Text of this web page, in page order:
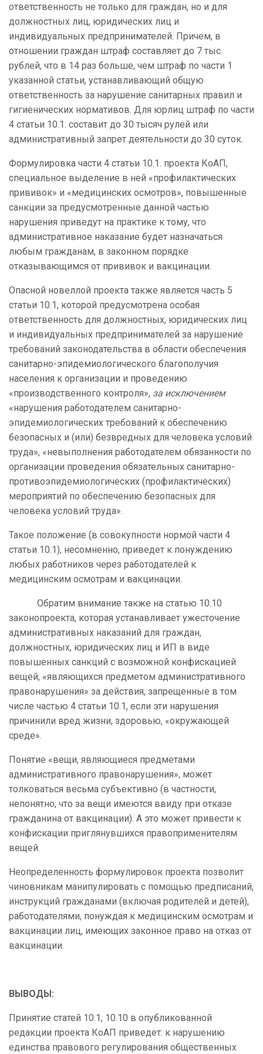
ответственность не только для граждан, но и для
должностных лиц, юридических лиц и
индивидуальных предпринимателей. Причем, в
отношении граждан штраф составляет до 7 тыс.
рублей, что в 14 раз больше, чем штраф по части 1
указанной статьи, устанавливающий общую
ответственность за нарушение санитарных правил и
гигиенических нормативов. Для юрлиц штраф по части
4 статьи 10.1. составит до 30 тысяч рулей или
административный запрет деятельности до 30 суток.
Формулировка части 4 статьи 10.1. проекта КоАП,
специальное выделение в ней «профилактических
прививок» и «медицинских осмотров», повышенные
санкции за предусмотренные данной частью
нарушения приведут на практике к тому, что
административное наказание будет назначаться
любым гражданам, в законном порядке
отказывающимся от прививок и вакцинации.
Опасной новеллой проекта также является часть 5
статьи 10.1, которой предусмотрена особая
ответственность для должностных, юридических лиц
и индивидуальных предпринимателей за нарушение
требований законодательства в области обеспечения
санитарно-эпидемиологического благополучия
населения к организации и проведению
«производственного контроля», за исключением
«нарушения работодателем санитарно-
эпидемиологических требований к обеспечению
безопасных и (или) безвредных для человека условий
труда», «невыполнения работодателем обязанности по
организации проведения обязательных санитарно-
противоэпидемиологических (профилактических)
мероприятий по обеспечению безопасных для
человека условий труда».
Такое положение (в совокупности нормой части 4
статьи 10.1), несомненно, приведет к понуждению
любых работников через работодателей к
медицинским осмотрам и вакцинации.
Обратим внимание также на статью 10.10
законопроекта, которая устанавливает ужесточение
административных наказаний для граждан,
должностных, юридических лиц и ИП в виде
повышенных санкций с возможной конфискацией
вещей, «являющихся предметом административного
правонарушения» за действия, запрещенные в том
числе частью 4 статьи 10.1, если эти нарушения
причинили вред жизни, здоровью, «окружающей
среде».
Понятие «вещи, являющиеся предметами
административного правонарушения», может
толковаться весьма субъективно (в частности,
непонятно, что за вещи имеются ввиду при отказе
гражданина от вакцинации). А это может привести к
конфискации приглянувшихся правоприменителям
вещей.
Неопределенность формулировок проекта позволит
чиновникам манипулировать с помощью предписаний,
инструкций гражданами (включая родителей и детей),
работодателями, понуждая к медицинским осмотрам и
вакцинации лиц, имеющих законное право на отказ от
вакцинации.
ВЫВОДЫ:
Принятие статей 10.1, 10.10 в опубликованной
редакции проекта КоАП приведет: к нарушению
единства правового регулирования общественных